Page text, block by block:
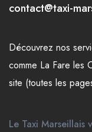
contact@taxi-
Découvrez nos
comme La Fare les
site (toutes les
Le Taxi